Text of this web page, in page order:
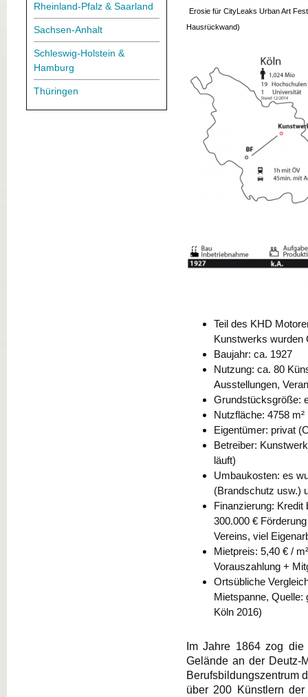
Rheinland-Pfalz & Saarland
Sachsen-Anhalt
Schleswig-Holstein &
Hamburg
Thüringen
Erosie für CityLeaks Urban Art
Hausrückwand)
Teil des KHD
Kunstwerks wurden
Baujahr: ca. 1927
Nutzung: ca. 80
Ausstellungen,
Grundstücksgröße:
Nutzfläche: 4758 m²
Eigentümer: privat
Betreiber:
läuft)
Umbaukosten: es
(Brandschutz usw.)
Finanzierung: Kredit
300.000 €
Vereins, viel
Mietpreis: 5,40 € /
Vorauszahlung +
Ortsübliche
Mietspanne,
Köln 2016)
Im Jahre 1864 zog die
Gelände an der Deutz-
Berufsbildungszentrum
über 200 Künstlern